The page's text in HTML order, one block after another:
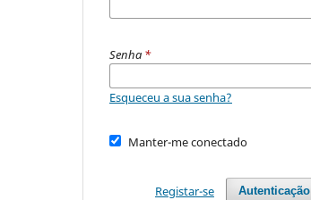
Senha *
Esqueceu a sua senha?
Manter-me conectado
Autenticação
Registar-se